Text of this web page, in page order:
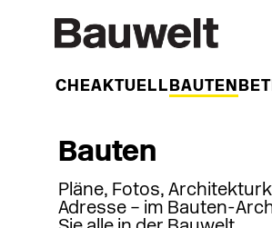
WOCHEAKTUELL BAUTEN
Bauten
Pläne, Fotos,
Adresse – im Bauten-